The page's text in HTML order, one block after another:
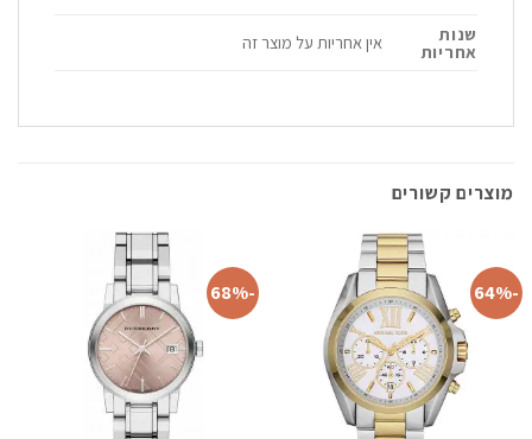
שנות
אחריות אין אחריות על מוצר זה
מוצרים קשורים
-64%
-68%